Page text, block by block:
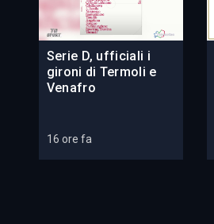
Serie D, ufficiali i
gironi di Termoli e
Venafro
16 ore fa